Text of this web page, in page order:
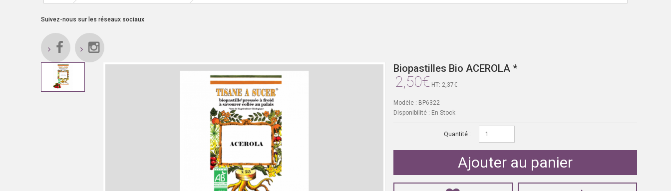
Suivez-nous sur les réseaux sociaux
Biopastilles Bio ACEROLA *
2,50€ HT: 2,37€
Modèle : BP6322
Disponibilité : En Stock
Quantité :
Ajouter au panier